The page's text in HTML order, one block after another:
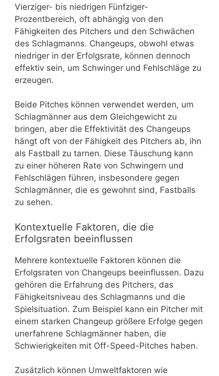
Vierziger- bis niedrigen Fünfziger-
Prozentbereich, oft abhängig von den
Fähigkeiten des Pitchers und den Schwächen
des Schlagmanns. Changeups, obwohl etwas
niedriger in der Erfolgsrate, können dennoch
effektiv sein, um Schwinger und Fehlschläge zu
erzeugen.
Beide Pitches können verwendet werden, um
Schlagmänner aus dem Gleichgewicht zu
bringen, aber die Effektivität des Changeups
hängt oft von der Fähigkeit des Pitchers ab, ihn
als Fastball zu tarnen. Diese Täuschung kann
zu einer höheren Rate von Schwingern und
Fehlschlägen führen, insbesondere gegen
Schlagmänner, die es gewohnt sind, Fastballs
zu sehen.
Kontextuelle Faktoren, die die
Erfolgsraten beeinflussen
Mehrere kontextuelle Faktoren können die
Erfolgsraten von Changeups beeinflussen. Dazu
gehören die Erfahrung des Pitchers, das
Fähigkeitsniveau des Schlagmanns und die
Spielsituation. Zum Beispiel kann ein Pitcher mit
einem starken Changeup größere Erfolge gegen
unerfahrene Schlagmänner haben, die
Schwierigkeiten mit Off-Speed-Pitches haben.
Zusätzlich können Umweltfaktoren wie